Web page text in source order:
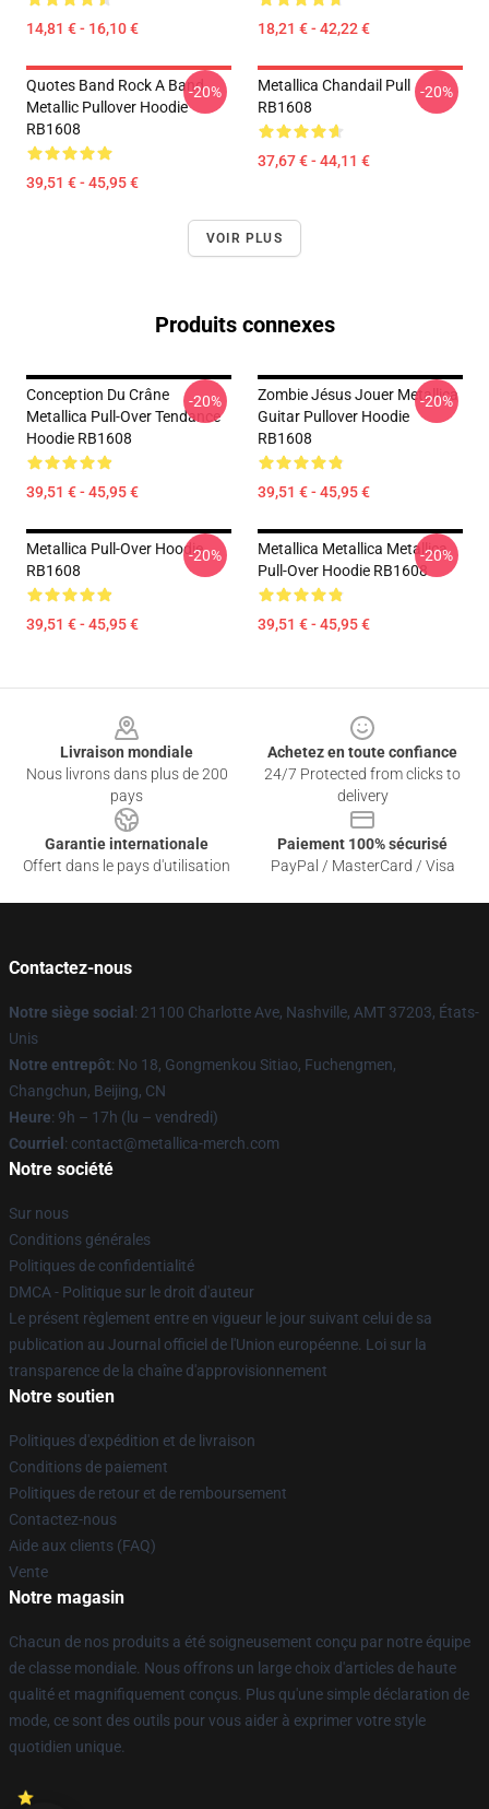
14,81 € - 16,10 € 18,21 € - 42,22 €
Quotes Band Rock A Band
Metallic Pullover Hoodie
RB1608
39,51 € - 45,95 €
-20%
Metallica Chandail Pull
RB1608
37,67 € - 44,11 €
-20%
VOIR PLUS
Produits connexes
Conception Du Crâne
Metallica Pull-Over Tendance
Hoodie RB1608
39,51 € - 45,95 €
-20%
Zombie Jésus Jouer Metallica
Guitar Pullover Hoodie
RB1608
39,51 € - 45,95 €
-20%
Metallica Pull-Over Hoodie
RB1608
39,51 € - 45,95 €
-20%
Metallica Metallica Metallica
Pull-Over Hoodie RB1608
39,51 € - 45,95 €
-20%
Livraison mondiale
Nous livrons dans plus de 200
pays
Achetez en toute confiance
24/7 Protected from clicks to
delivery
Garantie internationale
Offert dans le pays d'utilisation
Paiement 100% sécurisé
PayPal / MasterCard / Visa
Contactez-nous
Notre siège social : 21100 Charlotte Ave, Nashville, AMT 37203, États-
Unis
Notre entrepôt: No 18, Gongmenkou Sitiao, Fuchengmen,
Changchun, Beijing, CN
Heure: 9h – 17h (lu – vendredi)
Courriel : contact@metallica-merch.com
Notre société
Sur nous
Conditions générales
Politiques de confidentialité
DMCA - Politique sur le droit d'auteur
Le présent règlement entre en vigueur le jour suivant celui de sa
publication au Journal officiel de l'Union européenne. Loi sur la
transparence de la chaîne d'approvisionnement
Notre soutien
Politiques d'expédition et de livraison
Conditions de paiement
Politiques de retour et de remboursement
Contactez-nous
Aide aux clients (FAQ)
Vente
Notre magasin
Chacun de nos produits a été soigneusement conçu par notre équipe
de classe mondiale. Nous offrons un large choix d'articles de haute
qualité et magnifiquement conçus. Plus qu'une simple déclaration de
mode, ce sont des outils pour vous aider à exprimer votre style
quotidien unique.